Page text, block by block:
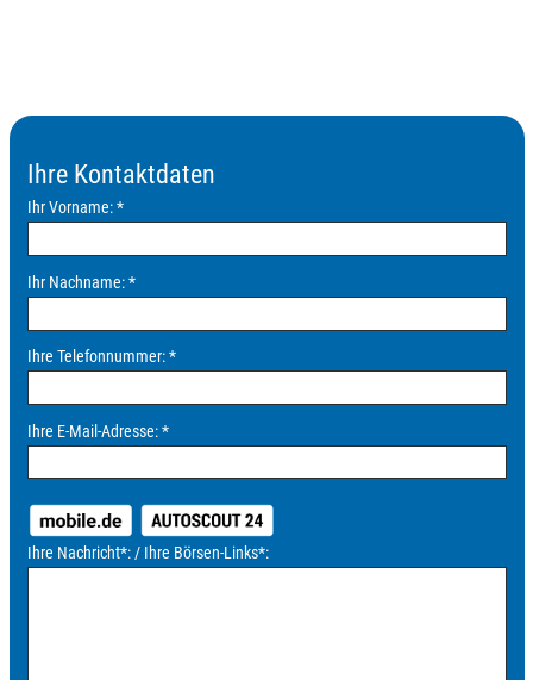
Ihre Kontaktdaten
Ihr Vorname:*
Ihr Nachname:*
Ihre Telefonnummer:*
Ihre E-Mail-Adresse:*
Ihre Nachricht*: / Ihre Börsen-Links*: